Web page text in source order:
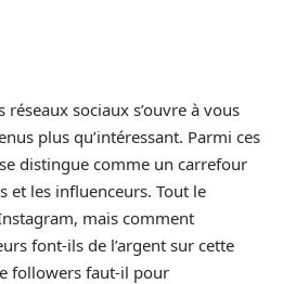
réseaux sociaux s’ouvre à vous
plus qu’intéressant. Parmi ces
distingue comme un carrefour
et les influenceurs. Tout le
mais comment
font-ils de l’argent sur cette
followers faut-il pour